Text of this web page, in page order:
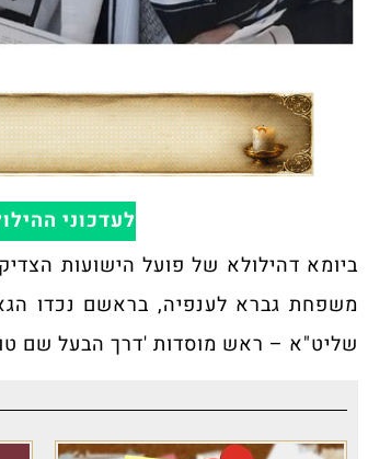
לעדכוני
ביומא דהילולא של פועל הישועות
משפחת גברא לענפיה, בראשם נכדו
שליט"א – ראש מוסדות 'דרך הבעל שם